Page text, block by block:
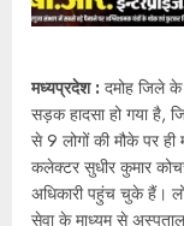
मध्यप्रदेश : दमोह जिले के
सड़क हादसा हो गया है,
से 9 लोगों की मौके पर
कलेक्टर सुधीर कुमार
अधिकारी पहुंच चुके हैं।
सेवा के माध्यम से